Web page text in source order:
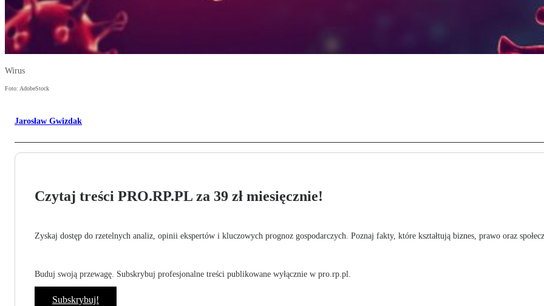
Wirus
Foto: AdobeStock
Jarosław Gwizdak
Czytaj treści PRO.RP.PL za 39 zł miesięcznie!
Zyskaj dostęp do rzetelnych analiz, opinii ekspertów i kluczowych prognoz gospodarczych. Poznaj fakty, które kształtują biznes, prawo oraz
Buduj swoją przewagę. Subskrybuj profesjonalne treści publikowane wyłącznie w pro.rp.pl.
Subskrybuj!